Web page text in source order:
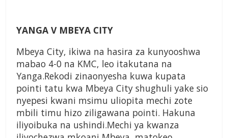
YANGA V MBEYA CITY
Mbeya City, ikiwa na hasira za kunyooshwa
mabao 4-0 na KMC, leo itakutana na
Yanga.Rekodi zinaonyesha kuwa kupata
pointi tatu kwa Mbeya City shughuli yake sio
nyepesi kwani msimu uliopita mechi zote
mbili timu hizo ziligawana pointi. Hakuna
iliyoibuka na ushindi.Mechi ya kwanza